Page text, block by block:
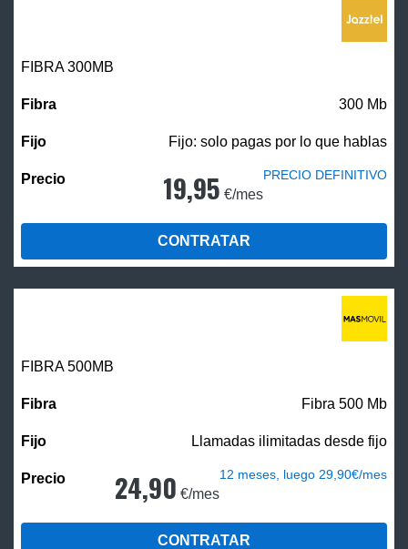
FIBRA 300MB
300 Mb
Fijo: solo pagas por lo que hablas
19,95 €/mes
PRECIO DEFINITIVO
CONTRATAR
FIBRA500MB
Fibra 500 Mb
Llamadas ilimitadas desde fijo
24,90 €/mes
12 meses, luego 29,90€/mes
CONTRATAR